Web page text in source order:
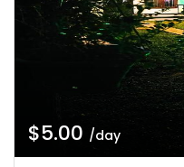
$5.00 /day